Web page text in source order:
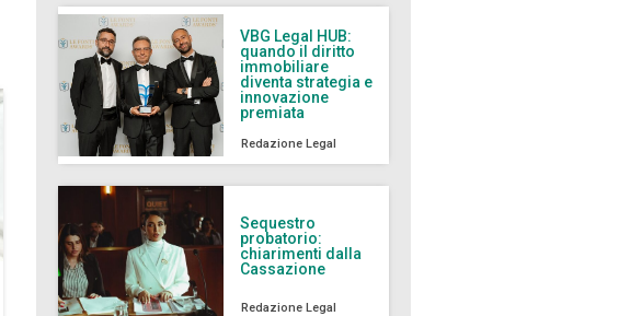
VBG Legal HUB:
quando il diritto
immobiliare
diventa strategia e
innovazione
premiata
Redazione Legal
Sequestro
probatorio:
chiarimenti dalla
Cassazione
Redazione Legal